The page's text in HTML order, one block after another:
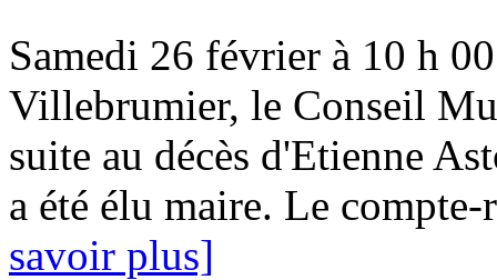
Samedi 26 février à 10 h
Villebrumier, le Conseil
suite au décès d'Etienne
a été élu maire. Le
savoir plus]